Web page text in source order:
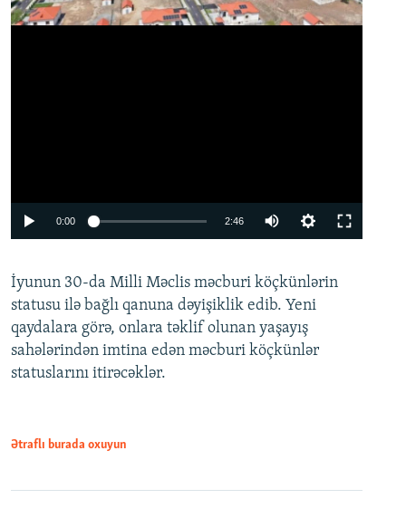
0:00 2:46
360p
480p
720p
İyunun 30-da Milli Məclis məcburi köçkünlərin
statusu ilə bağlı qanuna dəyişiklik edib. Yeni
qaydalara görə, onlara təklif olunan yaşayış
sahələrindən imtina edən məcburi köçkünlər
statuslarını itirəcəklər.
Ətraflı burada oxuyun